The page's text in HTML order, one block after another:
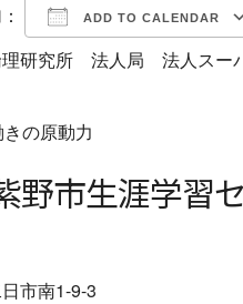
ADD TO CALENDAR
Calendar
iCalendarOffice 365Outlook Live
理研究所 法人局 法人スー
の原動力
野市生涯学習
市南1-9-3